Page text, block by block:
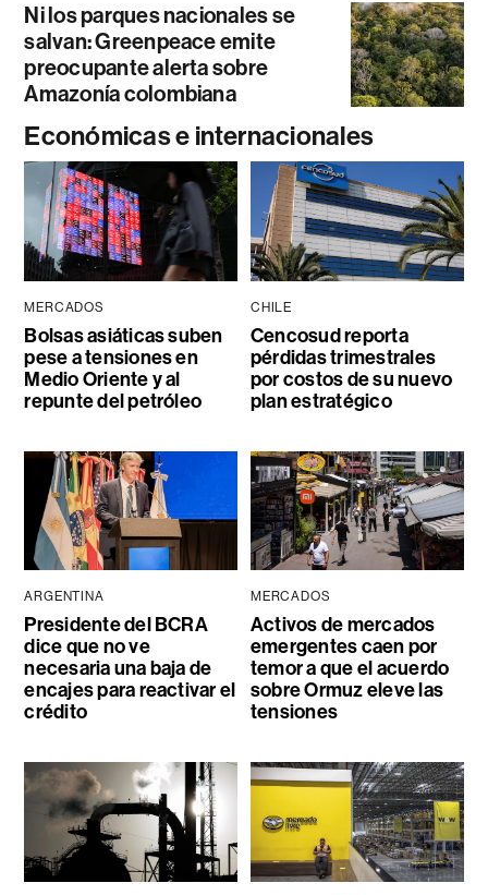
Ni los parques nacionales se
salvan: Greenpeace emite
preocupante alerta sobre
Amazonía colombiana
Económicas e internacionales
MERCADOS
Bolsas asiáticas suben
pese a tensiones en
Medio Oriente y al
repunte del petróleo
CHILE
Cencosud reporta
pérdidas trimestrales
por costos de su nuevo
plan estratégico
ARGENTINA
Presidente del BCRA
dice que no ve
necesaria una baja de
encajes para reactivar el
crédito
MERCADOS
Activos de mercados
emergentes caen por
temor a que el acuerdo
sobre Ormuz eleve las
tensiones